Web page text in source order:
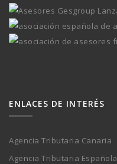
ENLACES DE INTERÉS
Agencia Tributaria Canaria
Agencia Tributaria Española